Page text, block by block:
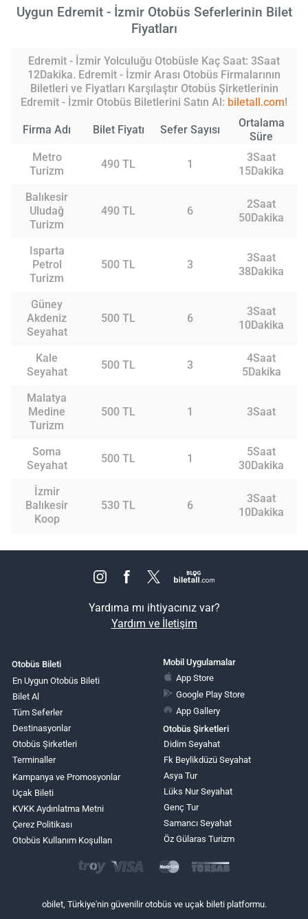
Uygun Edremit - İzmir Otobüs Seferlerinin Bilet
Fiyatları
Edremit - İzmir Yolculuğu Otobüsle Kaç Saat: 3Saat
12Dakika. Edremit - İzmir Arası Otobüs Firmalarının
Biletleri ve Fiyatları Karşılaştır Otobüs Şirketlerinin
Edremit - İzmir Otobüs Biletlerini Satın Al: biletall.com!
Firma Adı Bilet Fiyatı Sefer Sayısı
Ortalama
Süre
Metro
Turizm
490 TL 1
3Saat
15Dakika
Balıkesir
Uludağ
Turizm
490 TL 6
2Saat
50Dakika
Isparta
Petrol
Turizm
500 TL 3
3Saat
38Dakika
Güney
Akdeniz
Seyahat
500 TL 6
3Saat
10Dakika
Kale
Seyahat
500 TL 3
4Saat
5Dakika
Malatya
Medine
Turizm
500 TL 1 3Saat
Soma
Seyahat
500 TL 1
5Saat
30Dakika
İzmir
Balıkesir
Koop
530 TL 6
3Saat
10Dakika
Yardıma mı ihtiyacınız var?
Yardım ve İletişim
Otobüs Bileti
En Uygun Otobüs Bileti
Bilet Al
Tüm Seferler
Destinasyonlar
Otobüs Şirketleri
Terminaller
Kampanya ve Promosyonlar
Uçak Bileti
KVKK Aydınlatma Metni
Çerez Politikası
Otobüs Kullanım Koşulları
Mobil Uygulamalar
App Store
Google Play Store
App Gallery
Otobüs Şirketleri
Didim Seyahat
Fk Beylikdüzü Seyahat
Asya Tur
Lüks Nur Seyahat
Genç Tur
Samancı Seyahat
Öz Gülaras Turizm
obilet, Türkiye'nin güvenilir otobüs ve uçak bileti platformu.